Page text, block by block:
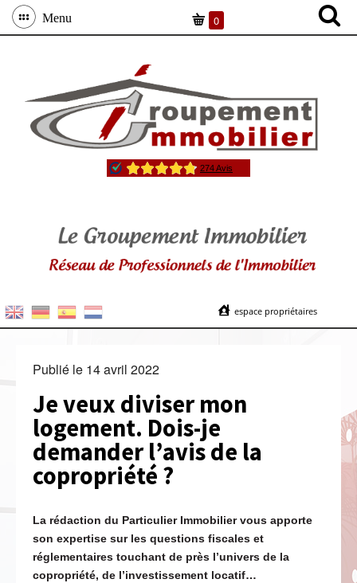
Menu 0
espace propriétaires
Publié le 14 avril 2022
Je veux diviser mon
logement. Dois-je
demander l’avis de la
copropriété ?
La rédaction du Particulier Immobilier vous apporte
son expertise sur les questions fiscales et
réglementaires touchant de près l’univers de la
copropriété, de l’investissement locatif…